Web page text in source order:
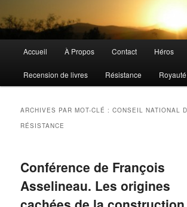
principal
Accueil À Propos Contact Héros
Recension de livres Résistance Royauté
ARCHIVES PAR MOT-CLÉ :CONSEIL NATIONAL
RÉSISTANCE
Conférence de François
Asselineau. Les origines